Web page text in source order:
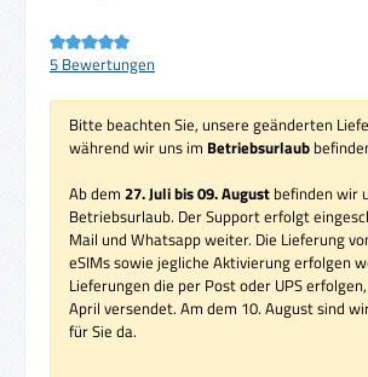
Durchschnittliche Bewertung von 5 von 5
5 Bewertungen
Bitte beachten Sie, unsere geänderten
während wir uns im Betriebsurlaub
Ab dem 27. Juli bis 09. August befinden wir
Betriebsurlaub. Der Support erfolgt
Mail und Whatsapp weiter. Die Lieferung
eSIMs sowie jegliche Aktivierung erfolgen
Lieferungen die per Post oder UPS
April versendet. Am dem 10. August sind
für Sie da.